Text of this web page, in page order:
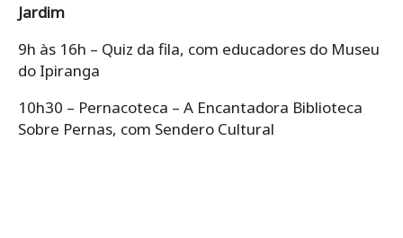
Jardim
9h às 16h – Quiz da fila, com educadores do Museu
do Ipiranga
10h30 – Pernacoteca – A Encantadora Biblioteca
Sobre Pernas, com Sendero Cultural